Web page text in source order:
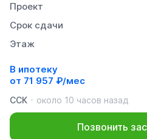
Проект
Срок сдачи
Этаж
В ипотеку
от 71 957 ₽/мес
ССК
около 10 часов назад
Позвонить